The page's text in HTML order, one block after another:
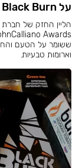
על Black Burn
וארומות טבעיות.